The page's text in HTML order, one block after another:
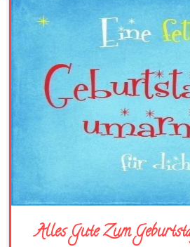
Alles Gute Zum